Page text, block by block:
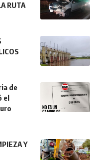
RUTA
de
el
Y